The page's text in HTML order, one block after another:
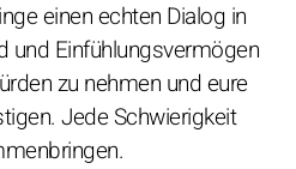
einen echten Dialog in
und Einfühlungsvermögen
zu nehmen und eure
Jede Schwierigkeit